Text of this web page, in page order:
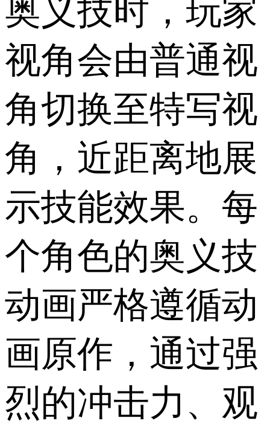
奥义技时，玩家
视角会由普通视
角切换至特写视
角，近距离地展
示技能效果。每
个角色的奥义技
动画严格遵循动
画原作，通过强
烈的冲击力、观